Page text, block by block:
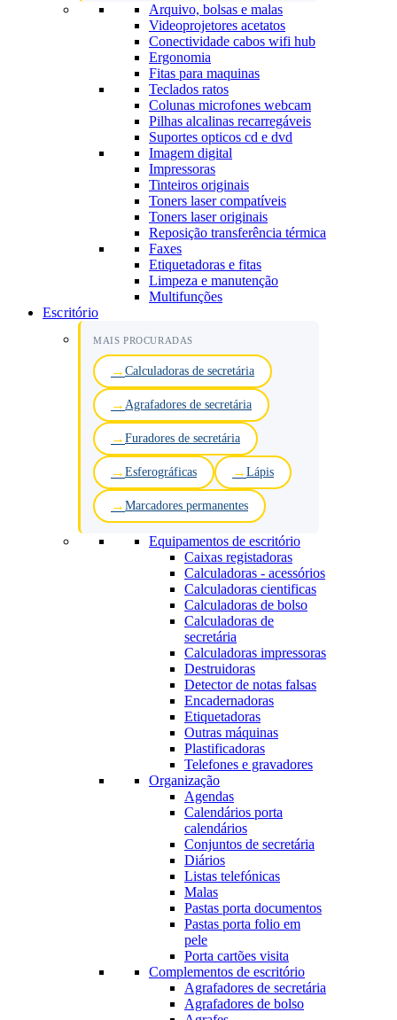
Arquivo, bolsas e malas
Videoprojetores acetatos
Conectividade cabos wifi hub
Ergonomia
Fitas para maquinas
Teclados ratos
Colunas microfones webcam
Pilhas alcalinas recarregáveis
Suportes opticos cd e dvd
Imagem digital
Impressoras
Tinteiros originais
Toners laser compatíveis
Toners laser originais
Reposição transferência térmica
Faxes
Etiquetadoras e fitas
Limpeza e manutenção
Multifunções
Escritório
MAIS PROCURADAS
Calculadoras de secretária
Agrafadores de secretária
Furadores de secretária
Esferográficas Lápis
Marcadores permanentes
Equipamentos de escritório
Caixas registadoras
Calculadoras - acessórios
Calculadoras cientificas
Calculadoras de bolso
Calculadoras de
secretária
Calculadoras impressoras
Destruidoras
Detector de notas falsas
Encadernadoras
Etiquetadoras
Outras máquinas
Plastificadoras
Telefones e gravadores
Organização
Agendas
Calendários porta
calendários
Conjuntos de secretária
Diários
Listas telefónicas
Malas
Pastas porta documentos
Pastas porta folio em
pele
Porta cartões visita
Complementos de escritório
Agrafadores de secretária
Agrafadores de bolso